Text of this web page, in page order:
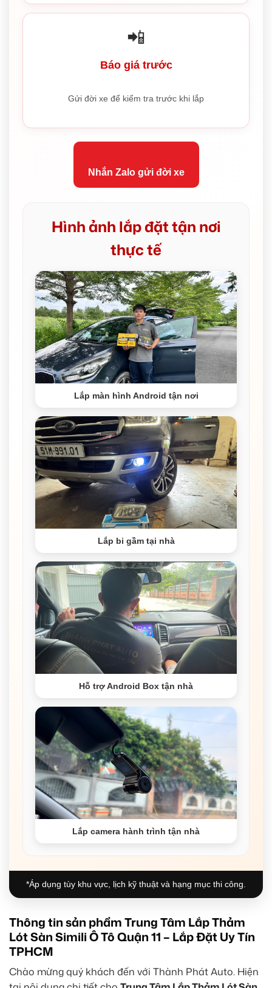
📲
Báo giá trước
Gửi đời xe để kiểm tra trước khi lắp
Nhắn Zalo gửi đời xe
Hình ảnh lắp đặt tận nơi
thực tế
Lắp màn hình Android tận nơi
Lắp bi gầm tại nhà
Hỗ trợ Android Box tận nhà
Lắp camera hành trình tận nhà
*Áp dụng tùy khu vực, lịch kỹ thuật và hạng mục thi công.
Thông tin sản phẩm Trung Tâm Lắp Thảm
Lót Sàn Simili Ô Tô Quận 11 – Lắp Đặt Uy Tín
TPHCM
Chào mừng quý khách đến với Thành Phát Auto. Hiện